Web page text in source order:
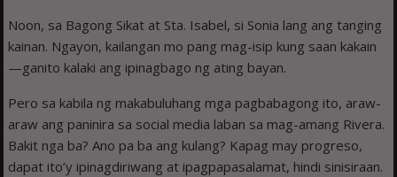
Noon, sa Bagong Sikat at Sta. Isabel, si Sonia lang ang tanging
kainan. Ngayon, kailangan mo pang mag-isip kung saan kakain
—ganito kalaki ang ipinagbago ng ating bayan.
Pero sa kabila ng makabuluhang mga pagbabagong ito, araw-
araw ang paninira sa social media laban sa mag-amang Rivera.
Bakit nga ba? Ano pa ba ang kulang? Kapag may progreso,
dapat ito’y ipinagdiriwang at ipagpapasalamat, hindi sinisiraan.